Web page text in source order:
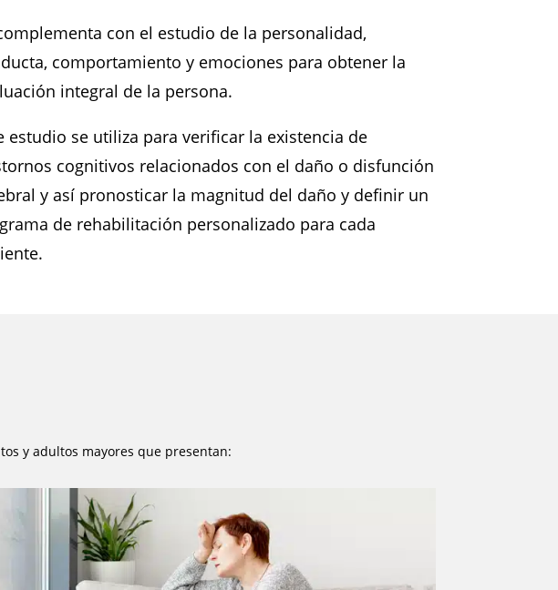
con el estudio de la personalidad,
comportamiento y emociones para obtener la
integral de la persona.
estudio se utiliza para verificar la existencia de
cognitivos relacionados con el daño o disfunción
y así pronosticar la magnitud del daño y definir un
de rehabilitación personalizado para cada
y adultos mayores que presentan: